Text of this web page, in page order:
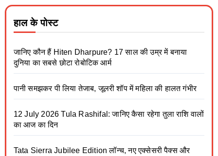
हाल के पोस्ट
जानिए कौन हैं Hiten Dharpure? 17 साल की उम्र में बनाया
दुनिया का सबसे छोटा रोबोटिक आर्म
पानी समझकर पी लिया तेजाब, जूलरी शॉप में महिला की हालत गंभीर
12 July 2026 Tula Rashifal: जानिए कैसा रहेगा तुला राशि वालों
का आज का दिन
Tata Sierra Jubilee Edition लॉन्च, नए एक्सेसरी पैक्स और